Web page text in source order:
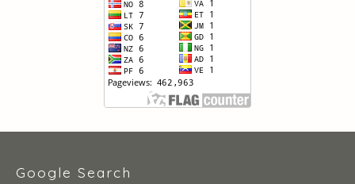
Google Search